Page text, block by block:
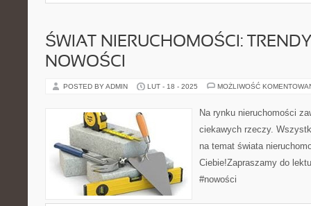
ŚWIAT NIERUCHOMOŚCI:
NOWOŚCI
POSTED BY ADMIN LUT - 18 - 2025 MOŻLIWOŚĆ
Na rynku nieruchomości
ciekawych rzeczy.
na temat świata
Ciebie!Zapraszamy do
#nowości